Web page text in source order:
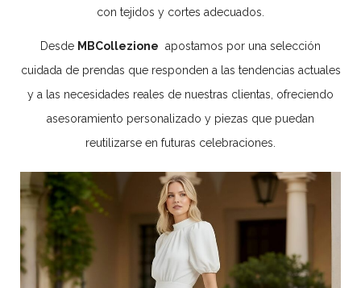
con tejidos y cortes adecuados.
Desde MBCollezione apostamos por una selección
cuidada de prendas que responden a las tendencias actuales
y a las necesidades reales de nuestras clientas, ofreciendo
asesoramiento personalizado y piezas que puedan
reutilizarse en futuras celebraciones.